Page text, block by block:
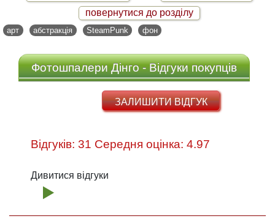
повернутися до розділу
арт абстракція SteamPunk фон
Фотошпалери Дінго - Відгуки покупців
ЗАЛИШИТИ ВІДГУК
Відгуків: 31 Середня оцінка: 4.97
Дивитися відгуки